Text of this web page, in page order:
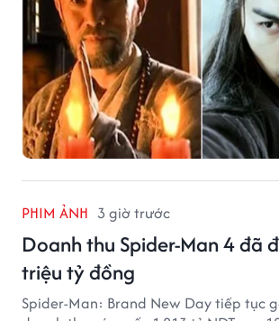
PHIM ẢNH 3 giờ trước
Doanh thu Spider-Man 4 đã
triệu tỷ đồng
Spider-Man: Brand New Day tiếp tục